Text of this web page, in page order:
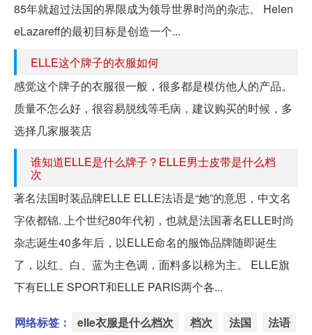
85年就超过法国的界限成为领导世界时尚的杂志。 Helen
eLazareff的最初目标是创造一个...
ELLE这个牌子的衣服如何
感觉这个牌子的衣服很一般，很多都是模仿他人的产品。
质量不怎么好，很容易脱线等毛病，建议购买的时候，多
选择几家服装店
谁知道ELLE是什么牌子？ELLE男士皮带是什么档
次
著名法国时装品牌ELLE ELLE法语是“她”的意思，中文名
字依都锦. 上个世纪80年代初，也就是法国著名ELLE时尚
杂志诞生40多年后，以ELLE命名的服饰品牌随即诞生
了，以红、白、蓝为主色调，面料多以棉为主。 ELLE旗
下有ELLE SPORT和ELLE PARIS两个各...
网络标签： elle衣服是什么档次 档次 法国 法语